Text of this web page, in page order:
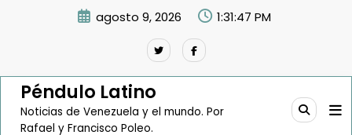
agosto 9, 2026 1:31:48 PM
Péndulo Latino
Noticias de Venezuela y el mundo. Por
Rafael y Francisco Poleo.